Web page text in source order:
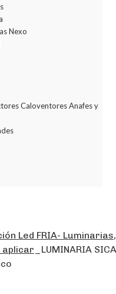
Nexo
Caloventores Anafes y
Led FRIA- Luminarias,
aplicar _LUMINARIA SICA